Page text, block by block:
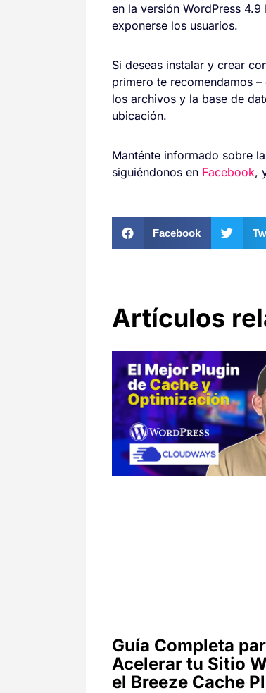
en la versión WordPress
exponerse los usuarios.
Si deseas instalar y crear
primero te recomendamos
los archivos y la base de
ubicación.
Manténte informado sobre
siguiéndonos en Facebook,
Facebook
Artículos
Guía Completa
Acelerar tu Sitio
el Breeze Cache